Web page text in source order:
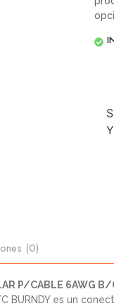
(0)
P/CABLE 6AWG B/
C BURNDY es un